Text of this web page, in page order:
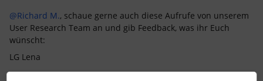
@Richard M., schaue gerne auch diese Aufrufe von unserem
User Research Team an und gib Feedback, was ihr Euch
wünscht:
LG Lena